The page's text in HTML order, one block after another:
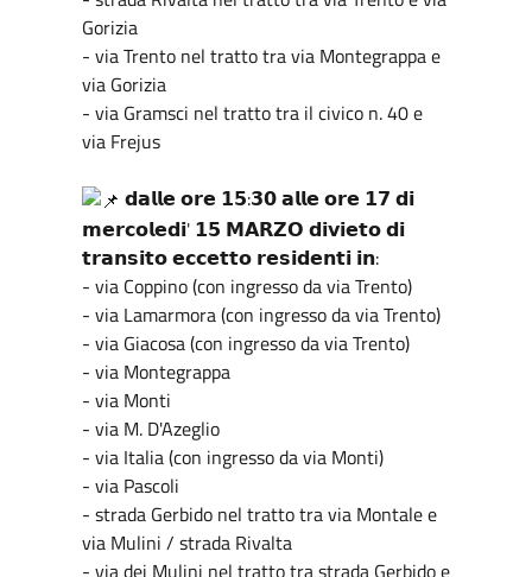
Gorizia
- via Trento nel tratto tra via Montegrappa e
via Gorizia
- via Gramsci nel tratto tra il civico n. 40 e
via Frejus
𝗱𝗮𝗹𝗹𝗲 𝗼𝗿𝗲 𝟭𝟱:𝟯𝟬 𝗮𝗹𝗹𝗲 𝗼𝗿𝗲 𝟭𝟳 𝗱𝗶
𝗺𝗲𝗿𝗰𝗼𝗹𝗲𝗱𝗶' 𝟭𝟱 𝗠𝗔𝗥𝗭𝗢 𝗱𝗶𝘃𝗶𝗲𝘁𝗼 𝗱𝗶
𝘁𝗿𝗮𝗻𝘀𝗶𝘁𝗼 𝗲𝗰𝗰𝗲𝘁𝘁𝗼 𝗿𝗲𝘀𝗶𝗱𝗲𝗻𝘁𝗶 𝗶𝗻:
- via Coppino (con ingresso da via Trento)
- via Lamarmora (con ingresso da via Trento)
- via Giacosa (con ingresso da via Trento)
- via Montegrappa
- via Monti
- via M. D'Azeglio
- via Italia (con ingresso da via Monti)
- via Pascoli
- strada Gerbido nel tratto tra via Montale e
via Mulini / strada Rivalta
- via dei Mulini nel tratto tra strada Gerbido e